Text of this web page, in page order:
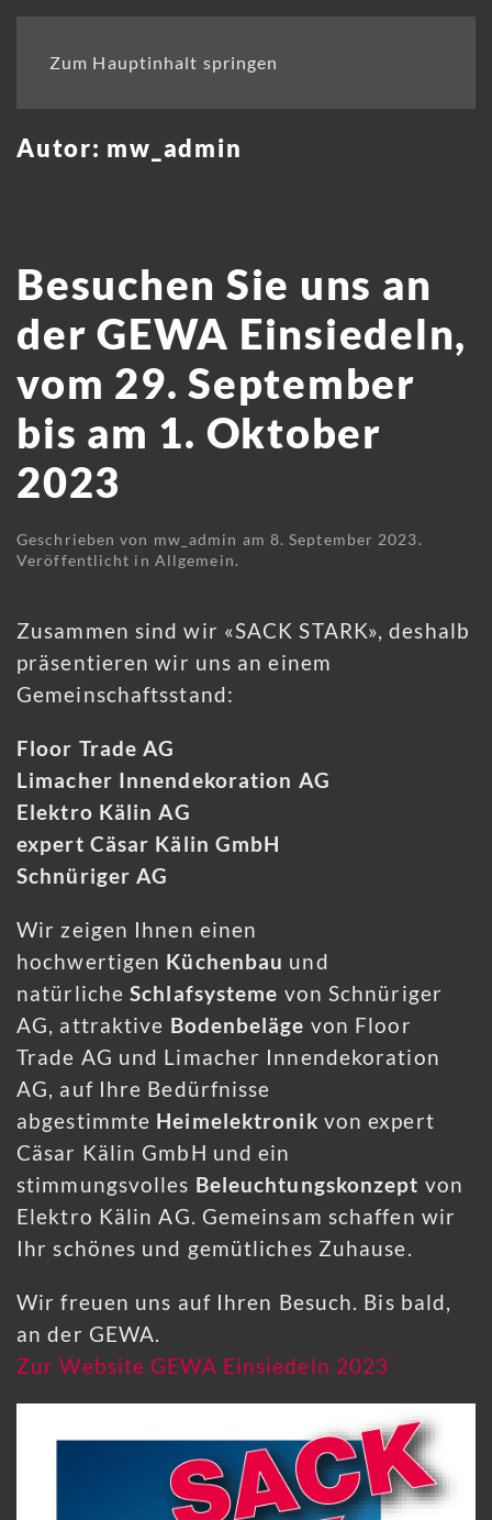
Zum Hauptinhalt springen
Autor: mw_admin
Besuchen Sie uns an
der GEWA Einsiedeln,
vom 29. September
bis am 1. Oktober
2023
Geschrieben von mw_admin am 8. September 2023.
Veröffentlicht in Allgemein.
Zusammen sind wir «SACK STARK», deshalb
präsentieren wir uns an einem
Gemeinschaftsstand:
Floor Trade AG
Limacher Innendekoration AG
Elektro Kälin AG
expert Cäsar Kälin GmbH
Schnüriger AG
Wir zeigen Ihnen einen
hochwertigen Küchenbau und
natürlicheSchlafsysteme von Schnüriger
AG, attraktive Bodenbeläge von Floor
Trade AG und Limacher Innendekoration
AG, auf Ihre Bedürfnisse
abgestimmte Heimelektronik von expert
Cäsar Kälin GmbH und ein
stimmungsvolles Beleuchtungskonzept von
Elektro Kälin AG. Gemeinsam schaffen wir
Ihr schönes und gemütliches Zuhause.
Wir freuen uns auf Ihren Besuch. Bis bald,
an der GEWA.
Zur Website GEWA Einsiedeln 2023